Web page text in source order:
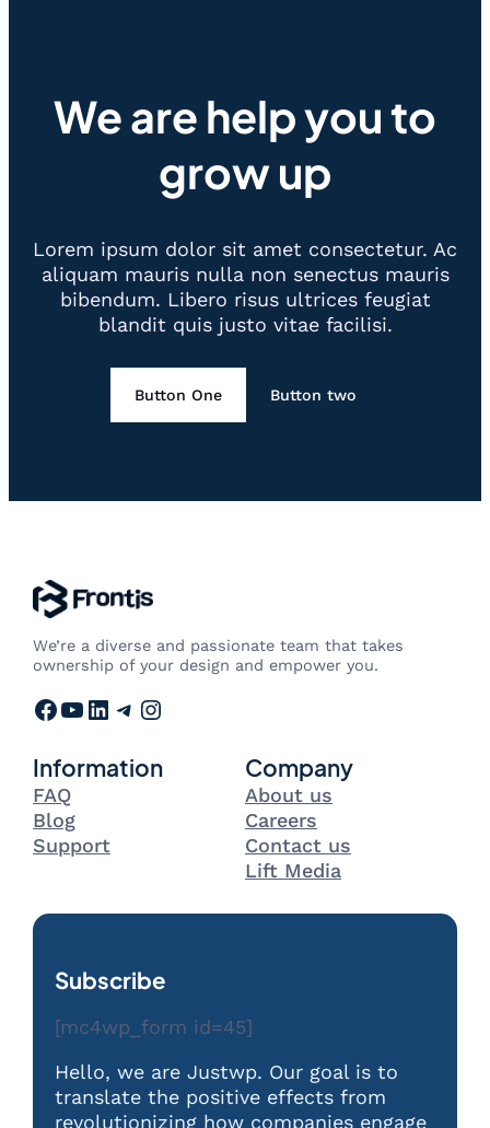
We are help you to
grow up
Lorem ipsum dolor sit amet consectetur. Ac
aliquam mauris nulla non senectus mauris
bibendum. Libero risus ultrices feugiat
blandit quis justo vitae facilisi.
Button One Button two
We’re a diverse and passionate team that takes
ownership of your design and empower you.
Facebook YouTube LinkedIn Telegram Instagram
Information
FAQ
Blog
Support
Company
About us
Careers
Contact us
Lift Media
Subscribe
[mc4wp_form id=45]
Hello, we are Justwp. Our goal is to
translate the positive effects from
revolutionizing how companies engage